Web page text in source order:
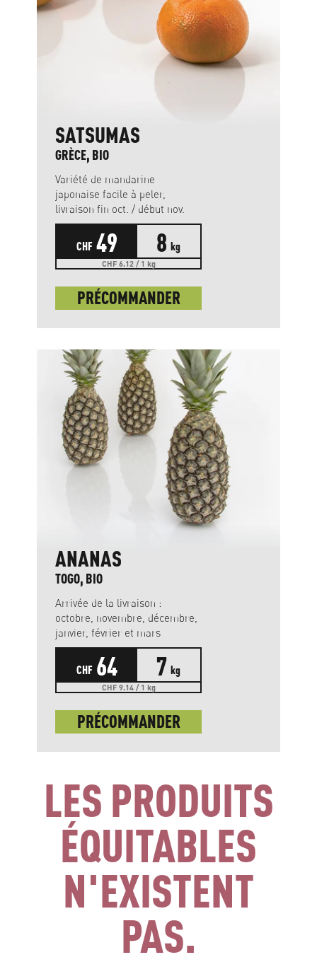
SATSUMAS
GRÈCE, BIO
Variété de mandarine
japonaise facile à peler,
livraison fin oct. / début nov.
CHF 49 8 kg
CHF 6.12 / 1 kg
PRÉCOMMANDER
ANANAS
TOGO, BIO
Arrivée de la livraison :
octobre, novembre, décembre,
janvier, février et mars
CHF 64 7 kg
CHF 9.14 / 1 kg
PRÉCOMMANDER
LES PRODUITS
ÉQUITABLES
N'EXISTENT
PAS.